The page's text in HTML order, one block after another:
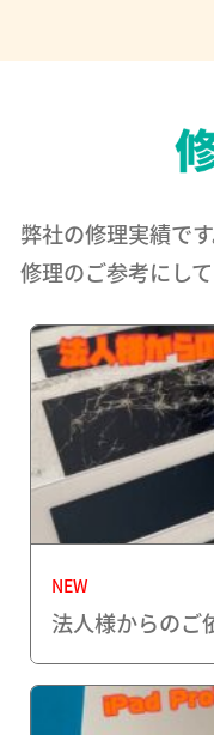
弊社の修理実績です
修理のご参考にし
NEW
法人様からのご